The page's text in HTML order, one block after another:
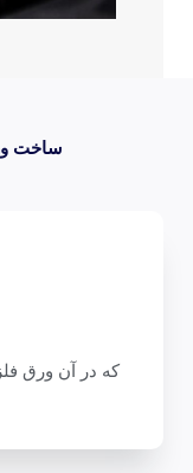
ساخت ورق
که در آن ورق فلز